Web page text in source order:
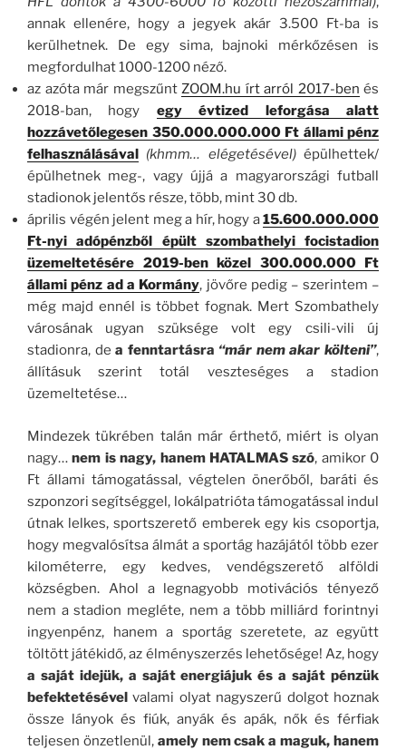
annak ellenére, hogy a jegyek akár 3.500 Ft-ba is
kerülhetnek. De egy sima, bajnoki mérkőzésen is
megfordulhat 1000-1200 néző.
az azóta már megszűnt ZOOM.hu írt arról 2017-ben és
2018-ban, hogy egy évtized leforgása alatt
hozzávetőlegesen 350.000.000.000 Ft állami pénz
felhasználásával (khmm… elégetésével)épülhettek/
épülhetnek meg-, vagy újjá a magyarországi futball
stadionok jelentős része, több, mint 30 db.
április végén jelent meg a hír, hogy a15.600.000.000
Ft-nyi adópénzből épült szombathelyi focistadion
üzemeltetésére 2019-ben közel 300.000.000 Ft
állami pénz ad a Kormány, jövőre pedig – szerintem –
még majd ennél is többet fognak. Mert Szombathely
városának ugyan szüksége volt egy csili-vili új
stadionra, dea fenntartásra “már nem akar költeni”,
állításuk szerint totál veszteséges a stadion
üzemeltetése…
Mindezek tükrében talán már érthető, miért is olyan
nagy…nem is nagy, hanem HATALMAS szó, amikor 0
Ft állami támogatással, végtelen önerőből, baráti és
szponzori segítséggel, lokálpatrióta támogatással indul
útnak lelkes, sportszerető emberek egy kis csoportja,
hogy megvalósítsa álmát a sportág hazájától több ezer
kilométerre, egy kedves, vendégszerető alföldi
községben. Ahol a legnagyobb motivációs tényező
nem a stadion megléte, nem a több milliárd forintnyi
ingyenpénz, hanem a sportág szeretete, az együtt
töltött játékidő, az élményszerzés lehetősége! Az, hogy
a saját idejük, a saját energiájuk és a saját pénzük
befektetésével valami olyat nagyszerű dolgot hoznak
össze lányok és fiúk, anyák és apák, nők és férfiak
teljesen önzetlenül, amely nem csak a maguk, hanem